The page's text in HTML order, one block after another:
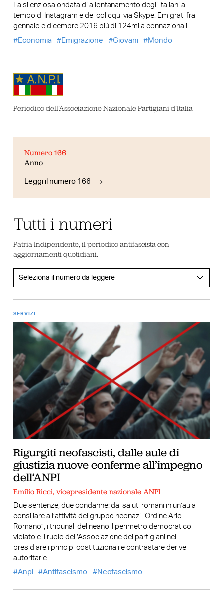
La silenziosa ondata di allontanamento degli italiani al
tempo di Instagram e dei colloqui via Skype. Emigrati fra
gennaio e dicembre 2016 più di 124mila connazionali
Economia
Emigrazione Giovani Mondo
Periodico dell’Associazione Nazionale Partigiani d’Italia
Numero 166
Anno
Leggi il numero 166
Tutti i numeri
Patria Indipendente, il periodico antifascista con
aggiornamenti quotidiani.
SERVIZI
Rigurgiti neofascisti, dalle aule di
giustizia nuove conferme all’impegno
dell’ANPI
Emilio Ricci, vicepresidente nazionale ANPI
Due sentenze, due condanne: dai saluti romani in un’aula
consiliare all’attività del gruppo neonazi “Ordine Ario
Romano”, i tribunali delineano il perimetro democratico
violato e il ruolo dell’Associazione dei partigiani nel
presidiare i principi costituzionali e contrastare derive
autoritarie
Anpi
Antifascismo Neofascismo